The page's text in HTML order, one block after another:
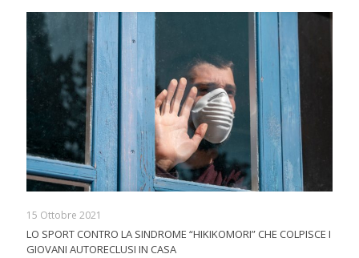
15 Ottobre 2021
LO SPORT CONTRO LA SINDROME “HIKIKOMORI” CHE COLPISCE I
GIOVANI AUTORECLUSI IN CASA